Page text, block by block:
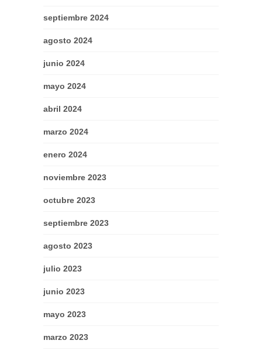
septiembre 2024
agosto 2024
junio 2024
mayo 2024
abril 2024
marzo 2024
enero 2024
noviembre 2023
octubre 2023
septiembre 2023
agosto 2023
julio 2023
junio 2023
mayo 2023
marzo 2023